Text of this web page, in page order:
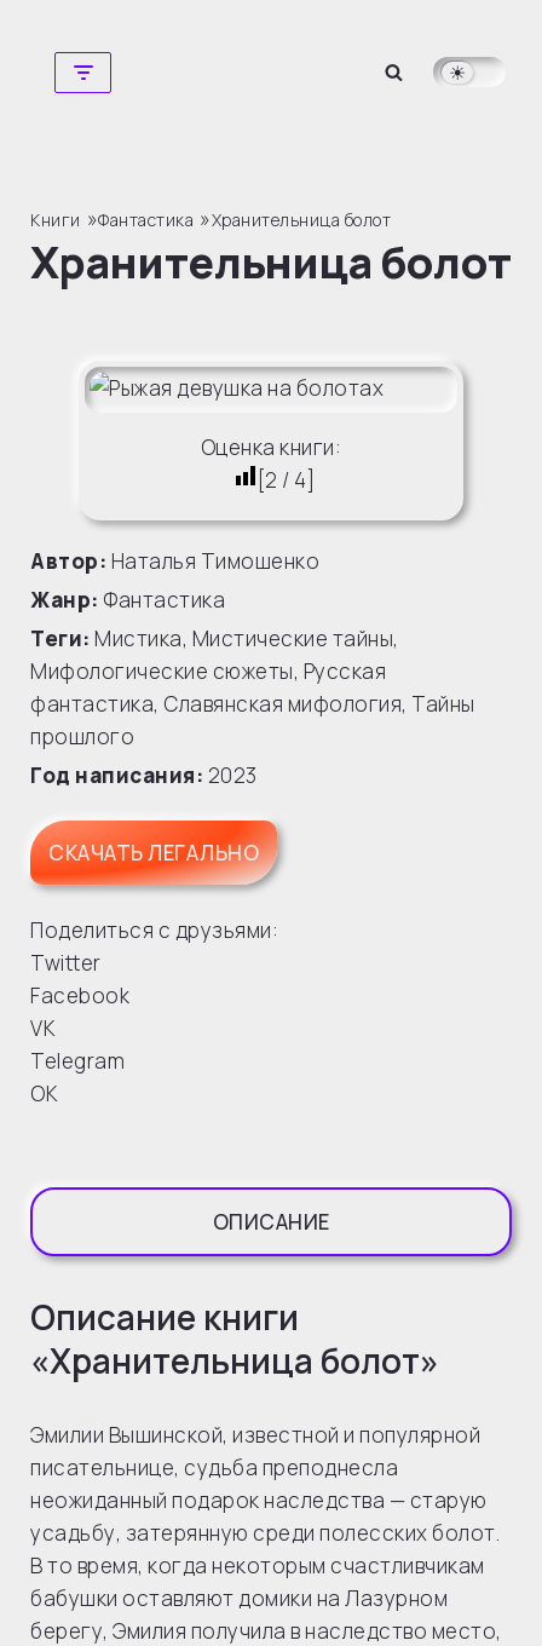
Перейти
Книги »Фантастика »Хранительница болот
Хранительница болот
Оценка книги:
2 / 4
Автор: Наталья Тимошенко
Жанр: Фантастика
Теги: Мистика, Мистические тайны,
Мифологические сюжеты, Русская
фантастика, Славянская мифология, Тайны
прошлого
Год написания: 2023
СКАЧАТЬ ЛЕГАЛЬНО
Поделиться с друзьями:
Twitter
Facebook
VK
Telegram
OK
ОПИСАНИЕ
Описание книги
«Хранительница болот»
Эмилии Вышинской, известной и популярной
писательнице, судьба преподнесла
неожиданный подарок наследства — старую
усадьбу, затерянную среди полесских болот.
В то время, когда некоторым счастливчикам
бабушки оставляют домики на Лазурном
берегу, Эмилия получила в наследство место,